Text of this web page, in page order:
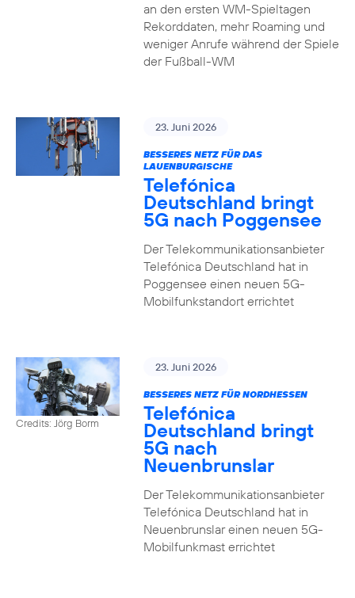
an den ersten WM-Spieltagen
Rekorddaten, mehr Roaming und
weniger Anrufe während der Spiele
der Fußball-WM
23. Juni 2026
BESSERES NETZ FÜR DAS
LAUENBURGISCHE
Telefónica
Deutschland bringt
5G nach Poggensee
Der Telekommunikationsanbieter
Telefónica Deutschland hat in
Poggensee einen neuen 5G-
Mobilfunkstandort errichtet
Credits: Jörg Borm
23. Juni 2026
BESSERES NETZ FÜR NORDHESSEN
Telefónica
Deutschland bringt
5G nach
Neuenbrunslar
Der Telekommunikationsanbieter
Telefónica Deutschland hat in
Neuenbrunslar einen neuen 5G-
Mobilfunkmast errichtet